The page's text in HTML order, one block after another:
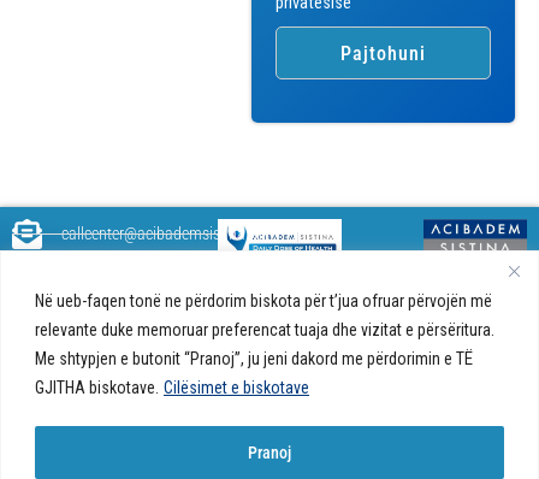
Në ueb-faqen tonë ne përdorim biskota për t’jua ofruar përvojën më
relevante duke memoruar preferencat tuaja dhe vizitat e përsëritura.
Me shtypjen e butonit “Pranoj”, ju jeni dakord me përdorimin e TË
GJITHA biskotave. Cilësimet e biskotave
Pranoj
këshilla shëndetësore rreth
shëndetit tuaj. Ne kemi krijuar
një ueb portal që do t'ju ofrojë
përgjigjet e pyetjeve tuaja në
shëndetshme.
callcenter@acibademsistina.mk
Ul. Skupi 5A Shkup
Sistina - Bëhet
fjalë për jetën!